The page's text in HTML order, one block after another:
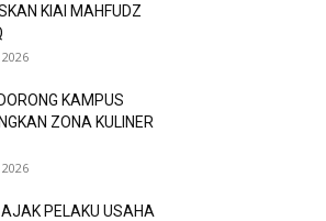
KIAI MAHFUDZ
KAMPUS
ZONA KULINER
PELAKU USAHA